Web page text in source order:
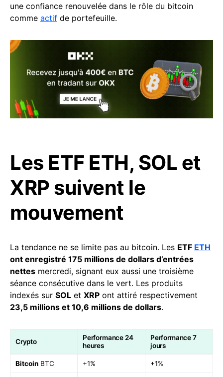
une confiance renouvelée dans le rôle du bitcoin
comme actif de portefeuille.
Les ETF ETH, SOL et
XRP suivent le
mouvement
La tendance ne se limite pas au bitcoin. Les ETF ETH
ont enregistré 175 millions de dollars d’entrées
nettes mercredi, signant eux aussi une troisième
séance consécutive dans le vert. Les produits
indexés sur SOL et XRP ont attiré respectivement
23,5 millions et 10,6 millions de dollars.
Crypto
Performance 24
heures
Performance 7
jours
Bitcoin BTC +1% +1%